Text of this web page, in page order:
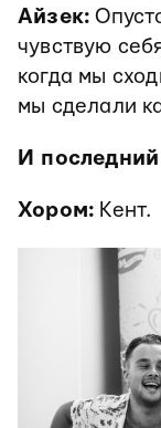
Айзек:
чувствую
когда мы
мы сделали
И
Хором: Кент.